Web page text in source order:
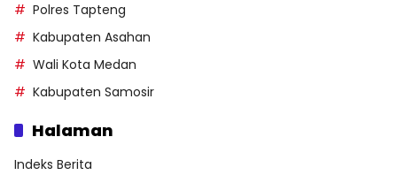
Polres Tapteng
Kabupaten Asahan
Wali Kota Medan
Kabupaten Samosir
Halaman
Indeks Berita